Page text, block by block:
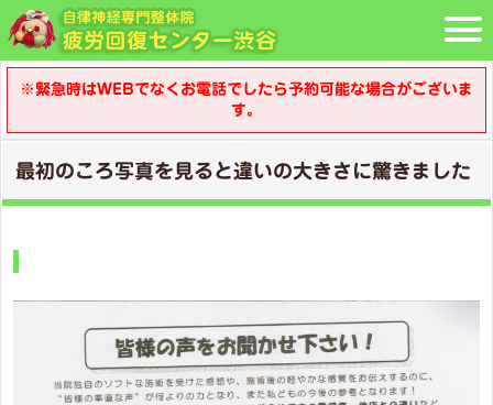
※緊急時はWEBでなくお電話でしたら予約可能な場合がございま
す。
最初のころ写真を見ると違いの大きさに驚きました